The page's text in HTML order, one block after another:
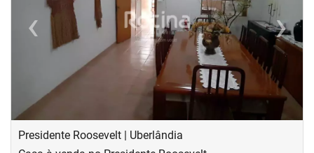
‹Previous ›Next
Presidente Roosevelt | Uberlândia